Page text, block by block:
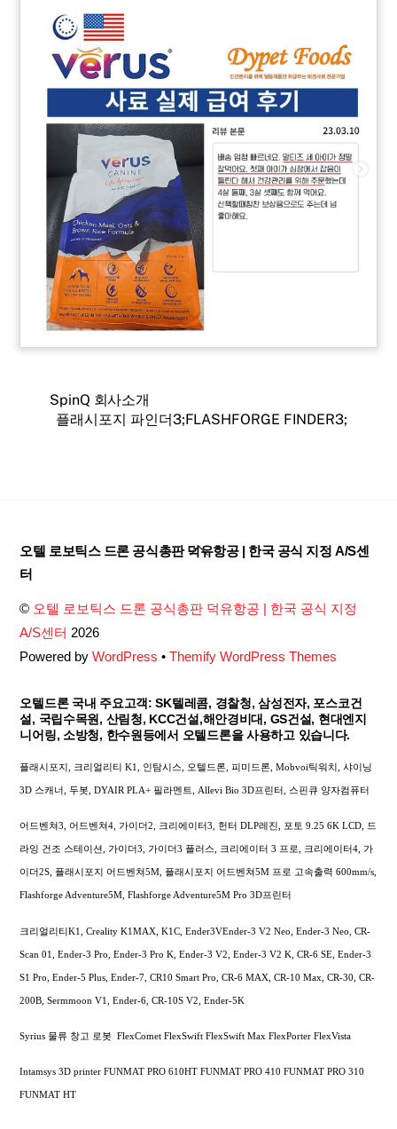
SpinQ 회사소개
플래시포지 파인더3;FLASHFORGE FINDER3;
Back
오텔 로보틱스 드론 공식총판 덕유항공 | 한국 공식 지정 A/S센
터
© 오텔 로보틱스 드론 공식총판 덕유항공 | 한국 공식 지정
A/S센터 2026
Powered byWordPress •Themify WordPress Themes
오텔드론 국내 주요고객: SK텔레콤, 경찰청, 삼성전자, 포스코건
설, 국립수목원, 산림청, KCC건설,해안경비대, GS건설, 현대엔지
니어링, 소방청, 한수원등에서 오텔드론을 사용하고 있습니다.
플래시포지, 크리얼리티 K1, 인탐시스, 오텔드론, 피미드론, Mobvoi틱워치, 샤이닝
3D 스캐너, 두봇, DYAIR PLA+ 필라멘트, Allevi Bio 3D프린터, 스핀큐 양자컴퓨터
어드벤쳐3, 어드벤쳐4, 가이더2, 크리에이터3, 헌터 DLP레진, 포토 9.25 6K LCD, 드
라잉 건조 스테이션, 가이더3, 가이더3 플러스, 크리에이터 3 프로, 크리에이터4, 가
이더2S, 플래시포지 어드벤쳐5M, 플래시포지 어드벤쳐5M 프로 고속출력 600mm/s,
Flashforge Adventure5M, Flashforge Adventure5M Pro 3D프린터
크리얼리티K1, Creality K1MAX, K1C, Ender3VEnder-3 V2 Neo, Ender-3 Neo, CR-
Scan 01, Ender-3 Pro, Ender-3 Pro K, Ender-3 V2, Ender-3 V2 K, CR-6 SE, Ender-3
S1 Pro, Ender-5 Plus, Ender-7, CR10 Smart Pro, CR-6 MAX, CR-10 Max, CR-30, CR-
200B, Sermmoon V1, Ender-6, CR-10S V2, Ender-5K
Syrius 물류 창고 로봇 FlexComet FlexSwift FlexSwift Max FlexPorter FlexVista
Intamsys 3D printer FUNMAT PRO 610HT FUNMAT PRO 410 FUNMAT PRO 310
FUNMAT HT